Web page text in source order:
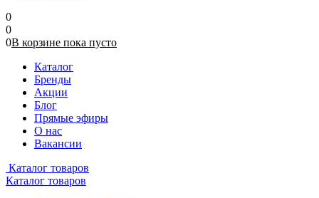
0
0
0В корзине пока пусто
Каталог
Бренды
Акции
Блог
Прямые эфиры
О нас
Вакансии
Каталог товаров
Каталог товаров